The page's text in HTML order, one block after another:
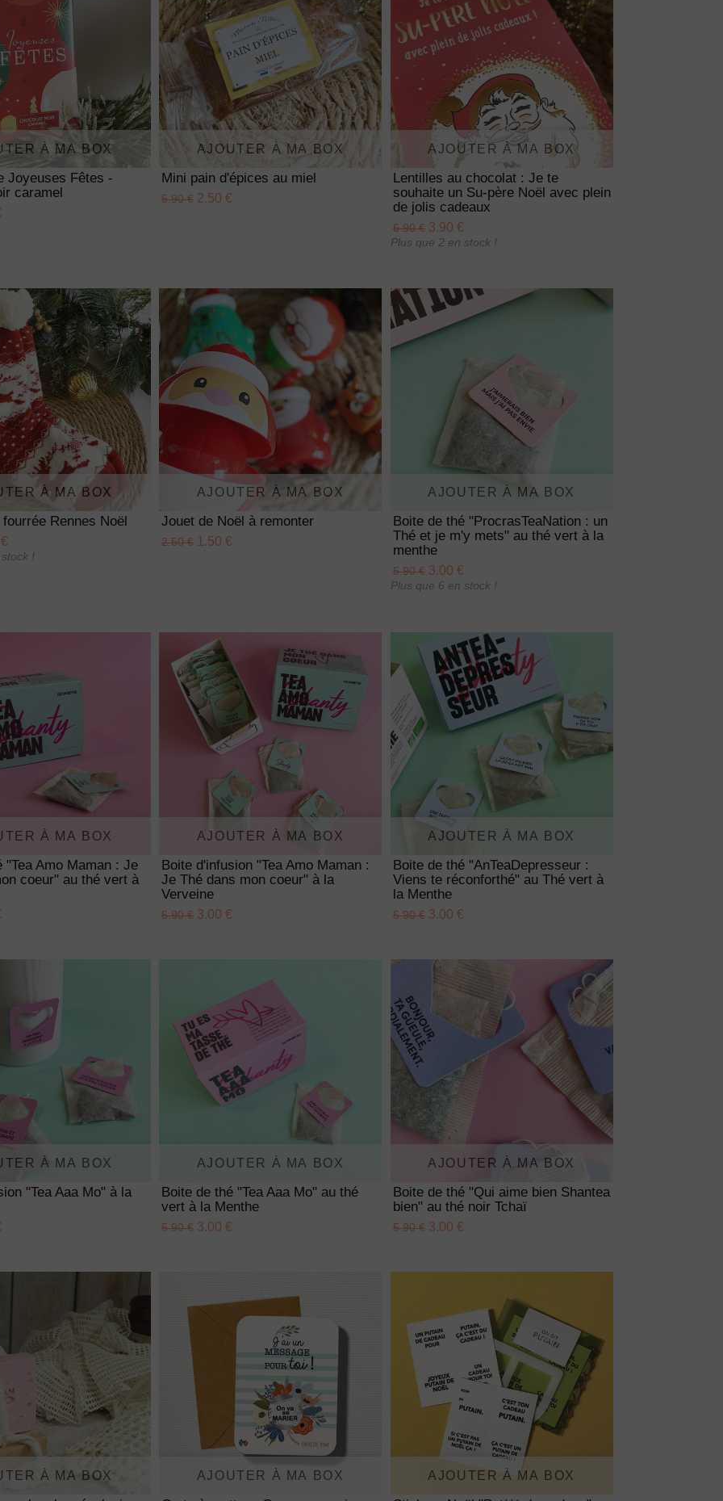
À MA BOX
Joyeuses Fêtes -
caramel
AJOUTER À MA BOX
Mini pain d'épices au miel
5.90 € 2.50 €
AJOUTER À MA BOX
Lentilles au chocolat : Je te
souhaite un Su-père Noël avec plein
de jolis cadeaux
6.90 €3.90 €
Plus que 2 en stock !
À MA BOX
Rennes Noël
!
AJOUTER À MA BOX
Jouet de Noël à remonter
2.50 € 1.50 €
AJOUTER À MA BOX
Boite de thé "ProcrasTeaNation : un
Thé et je m'y mets" au thé vert à la
menthe
5.90 €3.00 €
Plus que 6 en stock !
À MA BOX
"Tea Amo Maman : Je
coeur" au thé vert à
AJOUTER À MA BOX
Boite d'infusion "Tea Amo Maman :
Je Thé dans mon coeur" à la
Verveine
5.90 € 3.00 €
AJOUTER À MA BOX
Boite de thé "AnTeaDepresseur :
Viens te réconforthé" au Thé vert à
la Menthe
5.90 €3.00 €
À MA BOX
"Tea Aaa Mo" à la
AJOUTER À MA BOX
Boite de thé "Tea Aaa Mo" au thé
vert à la Menthe
5.90 € 3.00 €
AJOUTER À MA BOX
Boite de thé "Qui aime bien Shantea
bien" au thé noir Tchaï
5.90 €3.00 €
À MA BOX AJOUTER À MA BOX AJOUTER À MA BOX